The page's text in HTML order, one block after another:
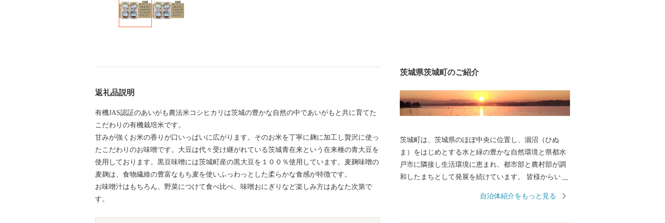
返礼品説明
有機JAS認証のあいがも農法米コシヒカリは茨城の豊かな自然の中であいがもと共に育てた
こだわりの有機栽培米です。
甘みが強くお米の香りが口いっぱいに広がります。そのお米を丁寧に麹に加工し贅沢に使っ
たこだわりのお味噌です。大豆は代々受け継がれている茨城青在来という在来種の青大豆を
使用しております。黒豆味噌には茨城町産の黒大豆を１００％使用しています。麦麹味噌の
麦麹は、食物繊維の豊富なもち麦を使いふっわっとした柔らかな食感が特徴です。
お味噌汁はもちろん、野菜につけて食べ比べ、味噌おにぎりなど楽しみ方はあなた次第で
す。
茨城県茨城町のご紹介
茨城町は、茨城県のほぼ中央に位置し、涸沼（ひぬ
ま）をはじめとする水と緑の豊かな自然環境と県都水
戸市に隣接し生活環境に恵まれ、都市部と農村部が調
和したまちとして発展を続けています。 皆様からいた
町の明るい未来を築くために、住み良い環境のもとと
自治体紹介をもっと見る